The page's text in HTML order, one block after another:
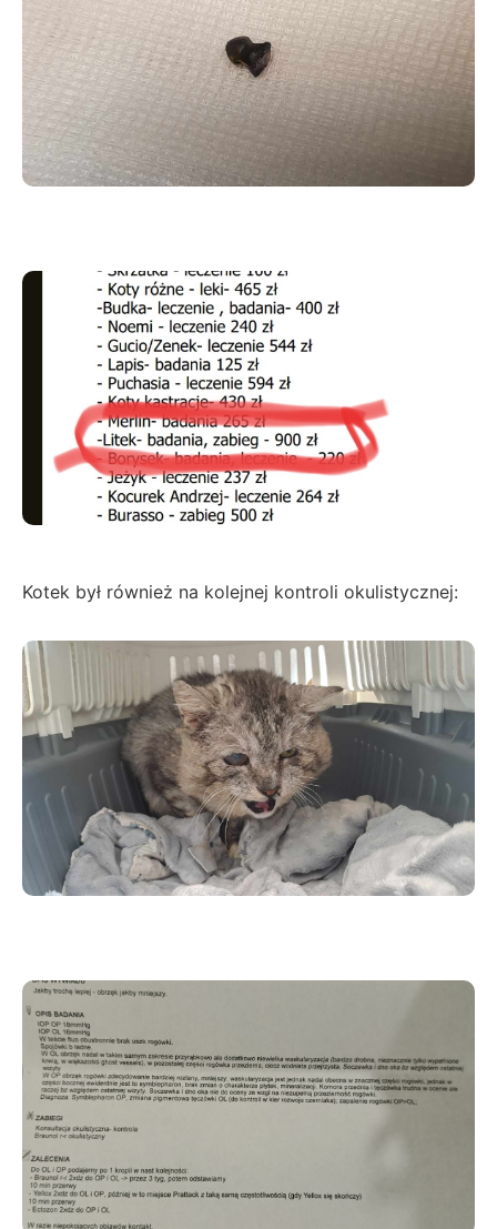
Kotek był również na kolejnej kontroli okulistycznej: